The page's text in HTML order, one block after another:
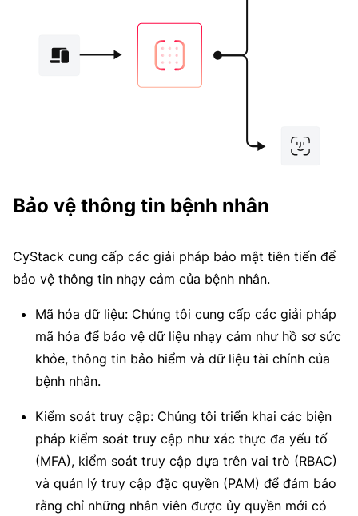
Bảo vệ thông tin bệnh nhân
CyStack cung cấp các giải pháp bảo mật tiên tiến để
bảo vệ thông tin nhạy cảm của bệnh nhân.
Mã hóa dữ liệu: Chúng tôi cung cấp các giải pháp
mã hóa để bảo vệ dữ liệu nhạy cảm như hồ sơ sức
khỏe, thông tin bảo hiểm và dữ liệu tài chính của
bệnh nhân.
Kiểm soát truy cập: Chúng tôi triển khai các biện
pháp kiểm soát truy cập như xác thực đa yếu tố
(MFA), kiểm soát truy cập dựa trên vai trò (RBAC)
và quản lý truy cập đặc quyền (PAM) để đảm bảo
rằng chỉ những nhân viên được ủy quyền mới có